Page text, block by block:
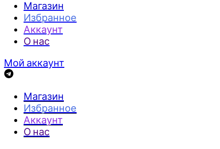
Магазин
Избранное
Аккаунт
О нас
Мой аккаунт
Магазин
Избранное
Аккаунт
О нас